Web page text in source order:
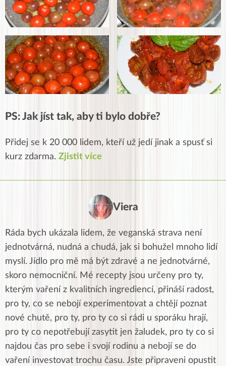
PS: Jak jíst tak, aby ti bylo dobře?
Přidej se k 20 000 lidem, kteří už jedí jinak a spusť si
kurz zdarma. Zjistit více
Viera
Ráda bych ukázala lidem, že veganská strava není
jednotvárná, nudná a chudá, jak si bohužel mnoho lidí
myslí. Jídlo pro mě má být zdravé a ne jednotvárné,
skoro nemocniční. Mé recepty jsou určeny pro ty,
kterým vaření z kvalitních ingrediencí, přináší radost,
pro ty, co se nebojí experimentovat a chtějí poznat
nové chutě, pro ty, pro ty co si rádi u sporáku hrají,
pro ty co nepotřebují zasytit jen žaludek, pro ty co si
najdou čas pro sebe i svojí rodinu a nebojí se do
vaření investovat trochu času. Jste připraveni opustit